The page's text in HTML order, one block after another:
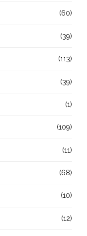
(60)
(39)
(113)
(39)
(1)
(109)
(11)
(68)
(10)
(12)